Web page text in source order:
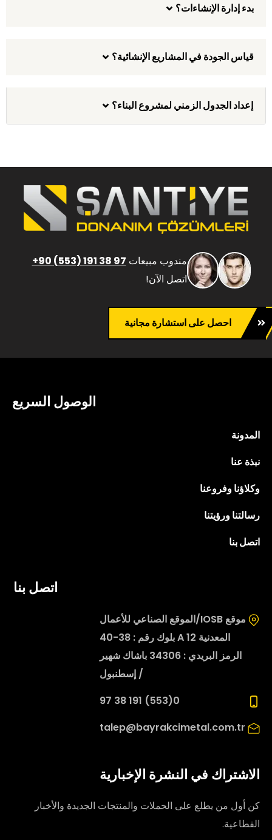
بدء إدارة الإنشاءات؟
قياس الجودة في المشاريع الإنشائية؟
إعداد الجدول الزمني لمشروع البناء؟
مندوب مبيعات +90 (553) 191 38 97
اتصل الآن!
احصل على استشارة مجانية
الوصول السريع
المدونة
نبذة عنا
وكلاؤنا وفروعنا
رسالتنا ورؤيتنا
اتصل بنا
اتصل بنا
موقع IOSB/الموقع الصناعي للأعمال
المعدنية 12 A بلوك رقم : 38-40
الرمز البريدي : 34306 باشاك شهير
/ إسطنبول
0(553) 191 38 97
talep@bayrakcimetal.com.tr
الاشتراك في النشرة الإخبارية
كن أول من يطلع على الحملات والمنتجات الجديدة والأخبار
القطاعية.